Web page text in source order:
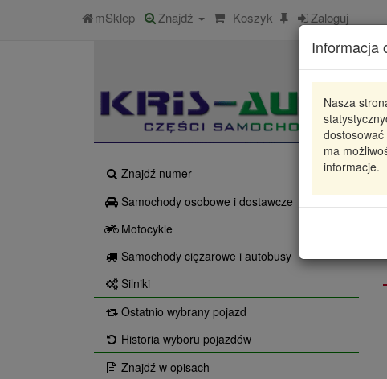
mSklep Znajdź Koszyk Zaloguj
Informacja
Nasza
ma
informacje.
Znajdź numer
Samochody osobowe i dostawcze
Motocykle
Samochody ciężarowe i autobusy
Silniki
Ostatnio wybrany pojazd
Historia wyboru pojazdów
Znajdź w opisach